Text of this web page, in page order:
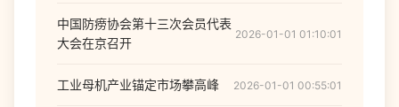
中国防痨协会第十三次会员代表
大会在京召开
2026-01-01 01:10:01
工业母机产业锚定市场攀高峰 2026-01-01 00:55:01